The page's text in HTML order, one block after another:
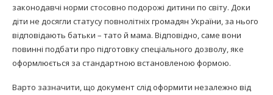
законодавчі норми стосовно подорожі дитини по світу. Доки
діти не досягли статусу повнолітніх громадян України, за нього
відповідають батьки – тато й мама. Відповідно, саме вони
повинні подбати про підготовку спеціального дозволу, яке
оформлюється за стандартною встановленою формою.
Варто зазначити, що документ слід оформити незалежно від